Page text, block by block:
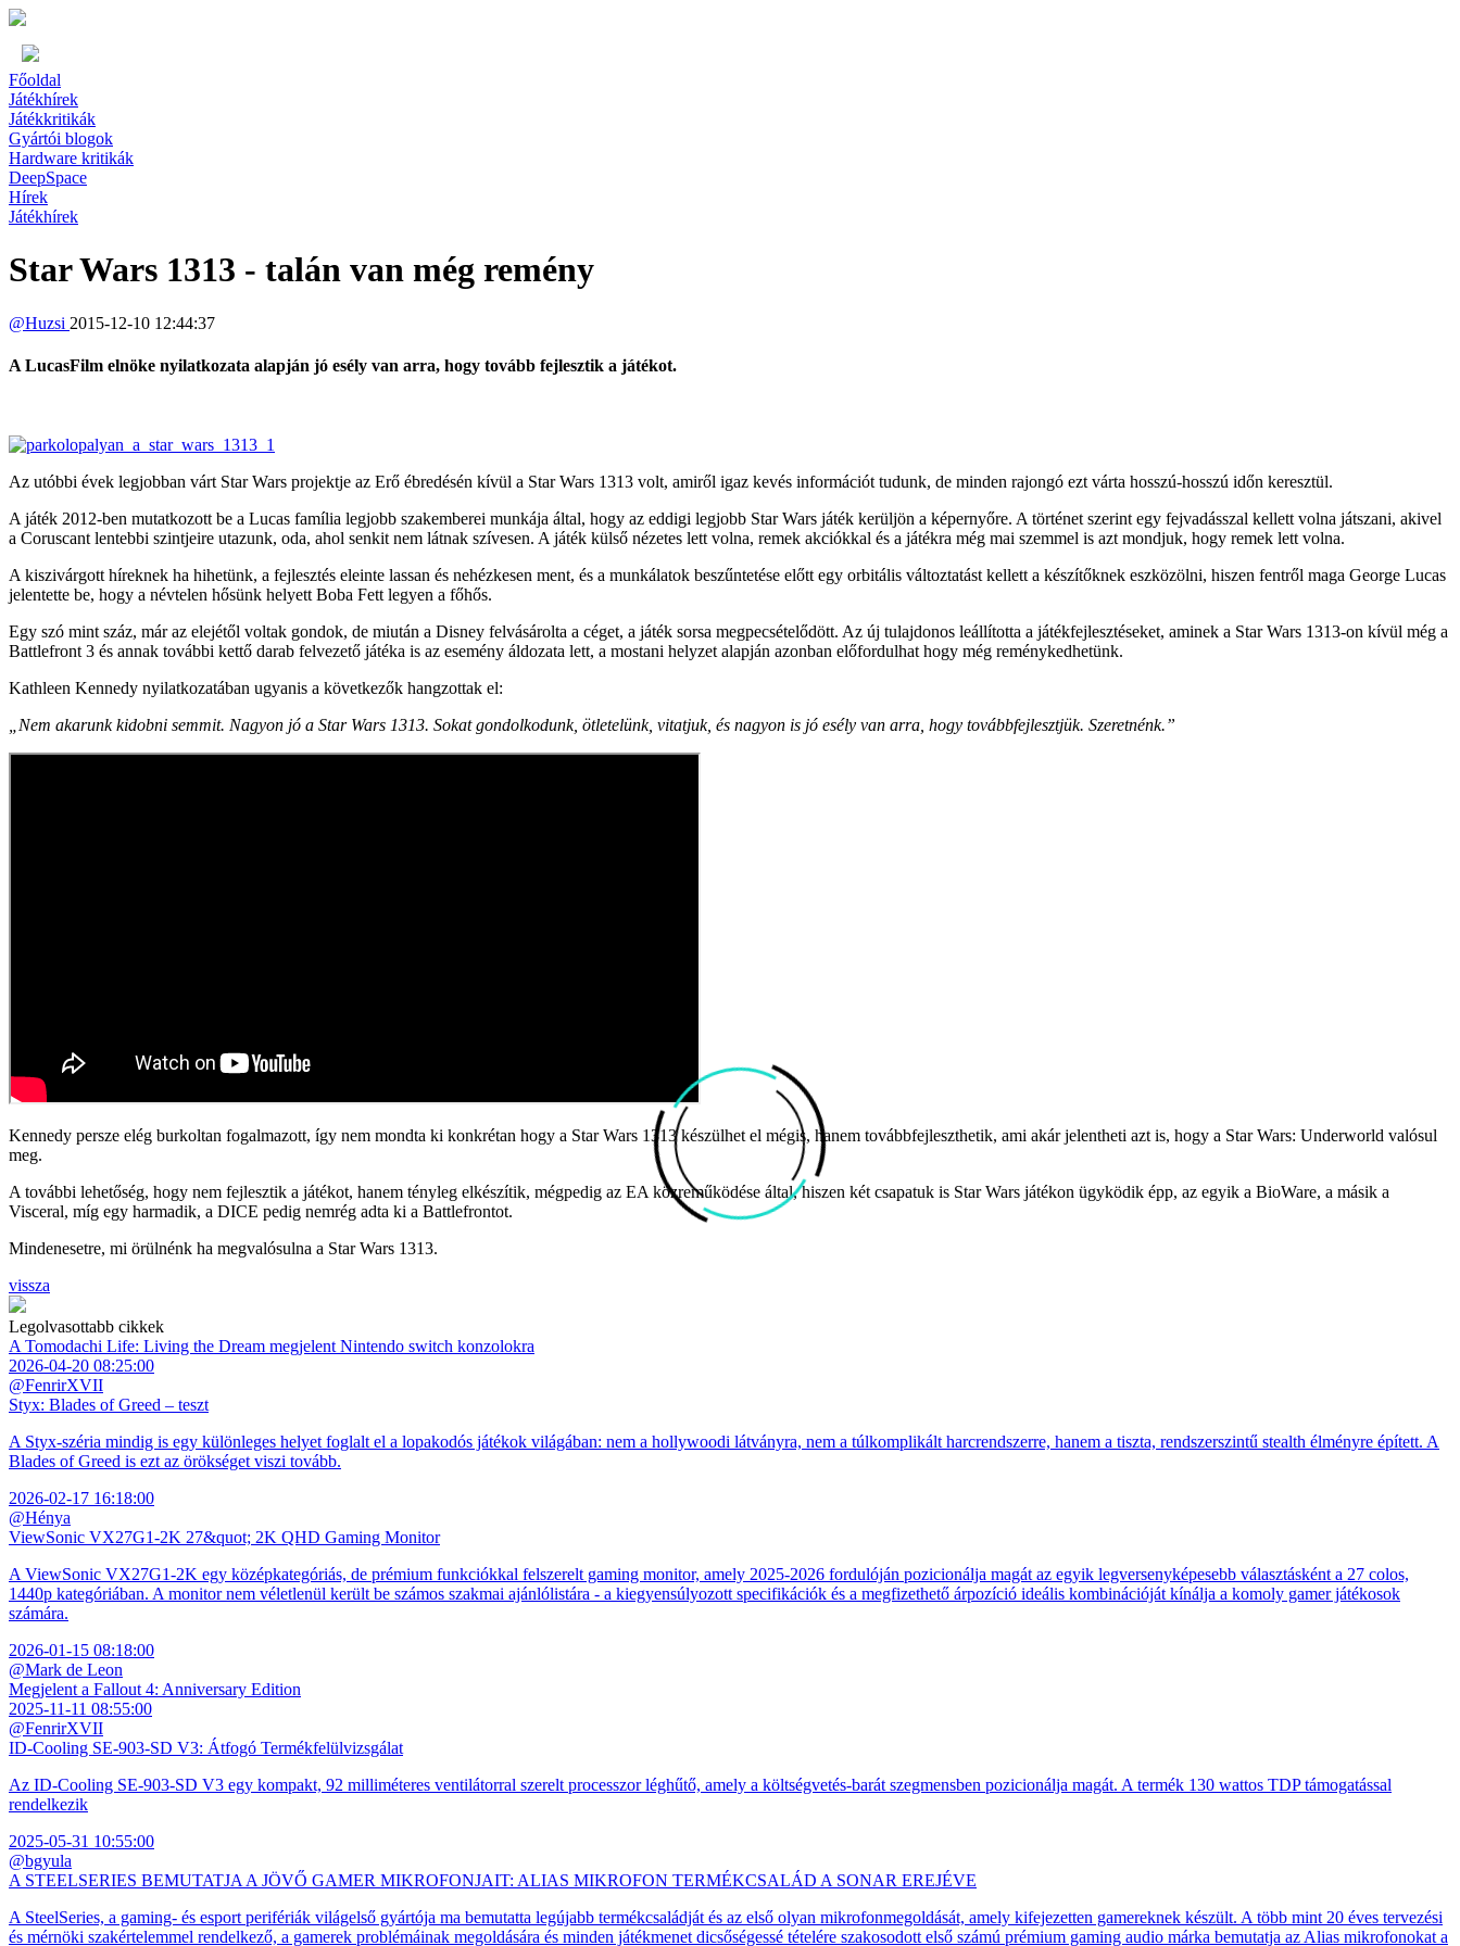
Főoldal
Játékhírek
Játékkritikák
Gyártói blogok
Hardware kritikák
DeepSpace
Hírek
Játékhírek
Star Wars 1313 - talán van még remény
@Huzsi 2015-12-10 12:44:37
A LucasFilm elnöke nyilatkozata alapján jó esély van arra, hogy tovább fejlesztik a játékot.
Az utóbbi évek legjobban várt Star Wars projektje az Erő ébredésén kívül a Star Wars 1313 volt, amiről igaz kevés információt tudunk, de minden rajongó ezt várta hosszú-hosszú időn keresztül.
A játék 2012-ben mutatkozott be a Lucas família legjobb szakemberei munkája által, hogy az eddigi legjobb Star Wars játék kerüljön a képernyőre. A történet szerint egy fejvadásszal kellett volna játszani, akivel
a Coruscant lentebbi szintjeire utazunk, oda, ahol senkit nem látnak szívesen. A játék külső nézetes lett volna, remek akciókkal és a játékra még mai szemmel is azt mondjuk, hogy remek lett volna.
A kiszivárgott híreknek ha hihetünk, a fejlesztés eleinte lassan és nehézkesen ment, és a munkálatok beszűntetése előtt egy orbitális változtatást kellett a készítőknek eszközölni, hiszen fentről maga George Lucas
jelentette be, hogy a névtelen hősünk helyett Boba Fett legyen a főhős.
Egy szó mint száz, már az elejétől voltak gondok, de miután a Disney felvásárolta a céget, a játék sorsa megpecsételődött. Az új tulajdonos leállította a játékfejlesztéseket, aminek a Star Wars 1313-on kívül még a
Battlefront 3 és annak további kettő darab felvezető játéka is az esemény áldozata lett, a mostani helyzet alapján azonban előfordulhat hogy még reménykedhetünk.
Kathleen Kennedy nyilatkozatában ugyanis a következők hangzottak el:
„Nem akarunk kidobni semmit. Nagyon jó a Star Wars 1313. Sokat gondolkodunk, ötletelünk, vitatjuk, és nagyon is jó esély van arra, hogy továbbfejlesztjük. Szeretnénk.”
Kennedy persze elég burkoltan fogalmazott, így nem mondta ki konkrétan hogy a Star Wars 1313 készülhet el mégis, hanem továbbfejleszthetik, ami akár jelentheti azt is, hogy a Star Wars: Underworld valósul
meg.
A további lehetőség, hogy nem fejlesztik a játékot, hanem tényleg elkészítik, mégpedig az EA közreműködése által, hiszen két csapatuk is Star Wars játékon ügyködik épp, az egyik a BioWare, a másik a
Visceral, míg egy harmadik, a DICE pedig nemrég adta ki a Battlefrontot.
Mindenesetre, mi örülnénk ha megvalósulna a Star Wars 1313.
vissza
Legolvasottabb cikkek
A Tomodachi Life: Living the Dream megjelent Nintendo switch konzolokra
2026-04-20 08:25:00
@FenrirXVII
Styx: Blades of Greed – teszt
A Styx-széria mindig is egy különleges helyet foglalt el a lopakodós játékok világában: nem a hollywoodi látványra, nem a túlkomplikált harcrendszerre, hanem a tiszta, rendszerszintű stealth élményre épített. A
Blades of Greed is ezt az örökséget viszi tovább.
2026-02-17 16:18:00
@Hénya
ViewSonic VX27G1-2K 27&quot; 2K QHD Gaming Monitor
A ViewSonic VX27G1-2K egy középkategóriás, de prémium funkciókkal felszerelt gaming monitor, amely 2025-2026 fordulóján pozicionálja magát az egyik legversenyképesebb választásként a 27 colos,
1440p kategóriában. A monitor nem véletlenül került be számos szakmai ajánlólistára - a kiegyensúlyozott specifikációk és a megfizethető árpozíció ideális kombinációját kínálja a komoly gamer játékosok
számára.
2026-01-15 08:18:00
@Mark de Leon
Megjelent a Fallout 4: Anniversary Edition
2025-11-11 08:55:00
@FenrirXVII
ID-Cooling SE-903-SD V3: Átfogó Termékfelülvizsgálat
Az ID-Cooling SE-903-SD V3 egy kompakt, 92 milliméteres ventilátorral szerelt processzor léghűtő, amely a költségvetés-barát szegmensben pozicionálja magát. A termék 130 wattos TDP támogatással
rendelkezik
2025-05-31 10:55:00
@bgyula
A STEELSERIES BEMUTATJA A JÖVŐ GAMER MIKROFONJAIT: ALIAS MIKROFON TERMÉKCSALÁD A SONAR EREJÉVE
A SteelSeries, a gaming- és esport perifériák világelső gyártója ma bemutatta legújabb termékcsaládját és az első olyan mikrofonmegoldását, amely kifejezetten gamereknek készült. A több mint 20 éves tervezési
és mérnöki szakértelemmel rendelkező, a gamerek problémáinak megoldására és minden játékmenet dicsőségessé tételére szakosodott első számú prémium gaming audio márka bemutatja az Alias mikrofonokat a